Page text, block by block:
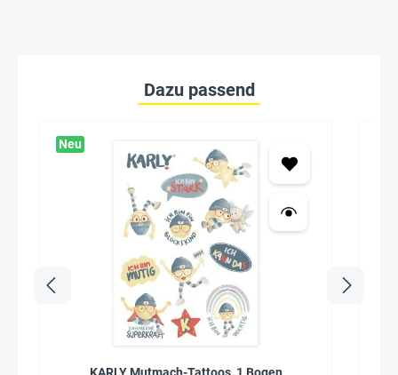
Dazu passend
Neu